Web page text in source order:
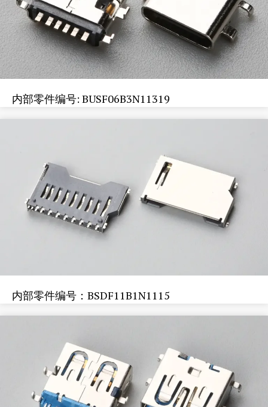
内部零件编号: BUSF06B3N11319
内部零件编号：BSDF11B1N1115